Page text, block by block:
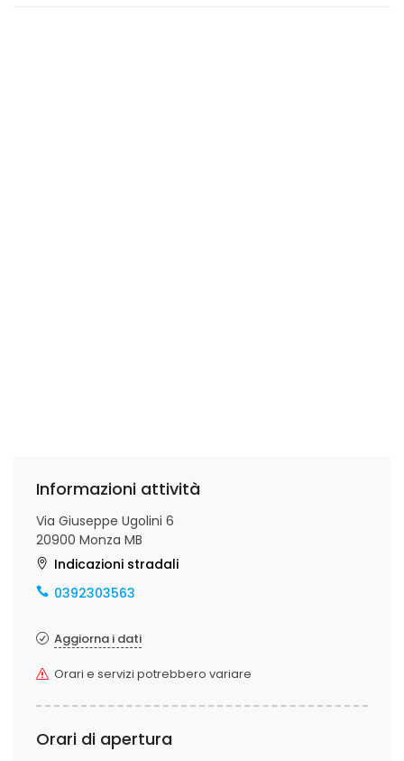
Informazioni attività
Via Giuseppe Ugolini 6
20900 Monza MB
Indicazioni stradali
0392303563
Aggiorna i dati
Orari e servizi potrebbero variare
Orari di apertura